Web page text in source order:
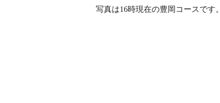
写真は16時現在の豊岡コースです。